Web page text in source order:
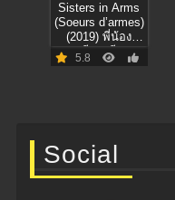
Sisters in Arms
(Soeurs d’armes)
(2019) พี่น้อง
วีรสตรี
5.8
Social